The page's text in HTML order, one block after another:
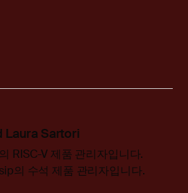
Laura Sartori
RISC-V 제품 관리자입니다.
의 수석 제품 관리자입니다.